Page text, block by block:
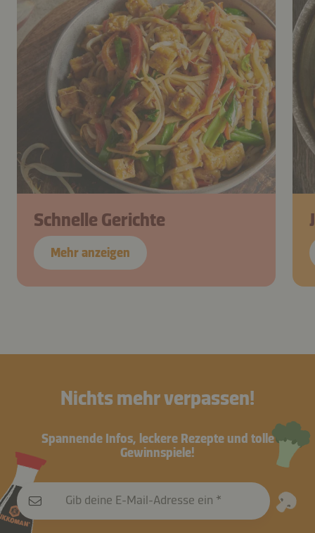
Schnelle Gerichte
Mehr anzeigen
Nichts mehr verpassen!
Spannende Infos, leckere Rezepte und tolle
Gewinnspiele!
Gib deine E-Mail-Adresse ein